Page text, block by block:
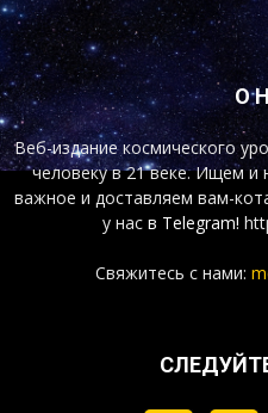
О
Веб-издание космического
человеку в 21 веке. Ищем и
важное и доставляем вам-
у нас в Telegram!
Свяжитесь с нами: